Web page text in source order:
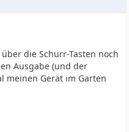
die Schurr-Tasten noch
Ausgabe (und der
meinen Gerät im Garten